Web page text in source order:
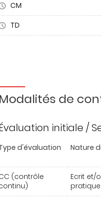
CM
TD
Modalités de
initiale /
d'évaluation Nature
(contrôle
Ecrit et/
pratique